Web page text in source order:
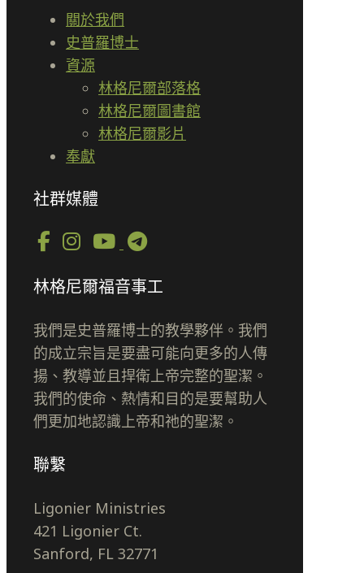
關於我們
史普羅博士
資源
林格尼爾部落格
林格尼爾圖書館
林格尼爾影片
奉獻
社群媒體
林格尼爾福音事工
我們是史普羅博士的教學夥伴。我們
的成立宗旨是要盡可能向更多的人傳
揚、教導並且捍衛上帝完整的聖潔。
我們的使命、熱情和目的是要幫助人
們更加地認識上帝和祂的聖潔。
聯繫
Ligonier Ministries
421 Ligonier Ct.
Sanford, FL 32771